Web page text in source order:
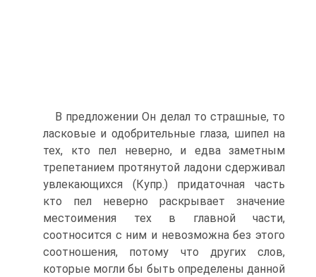
В предложении Он делал то страшные, то
ласковые и одобрительные глаза, шипел на
тех, кто пел неверно, и едва заметным
трепетанием протянутой ладони сдерживал
увлекающихся (Купр.) придаточная часть
кто пел неверно раскрывает значение
местоимения тех в главной части,
соотносится с ним и невозможна без этого
соотношения, потому что других слов,
которые могли бы быть определены данной